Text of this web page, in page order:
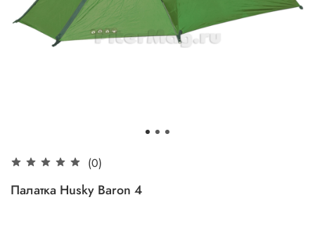
(0)
Палатка Husky Baron 4